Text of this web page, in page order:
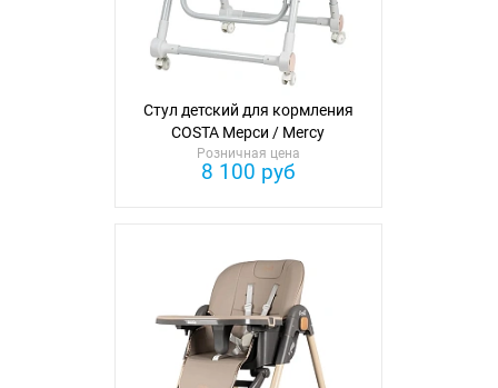
Стул детский для кормления
COSTA Мерси / Mercy
Розничная цена
8 100 руб